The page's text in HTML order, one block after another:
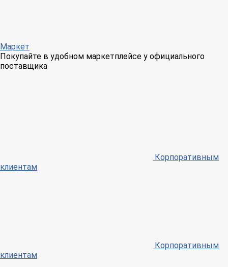
Маркет
Покупайте в удобном маркетплейсе у официального
поставщика
Корпоративным
клиентам
Корпоративным
клиентам